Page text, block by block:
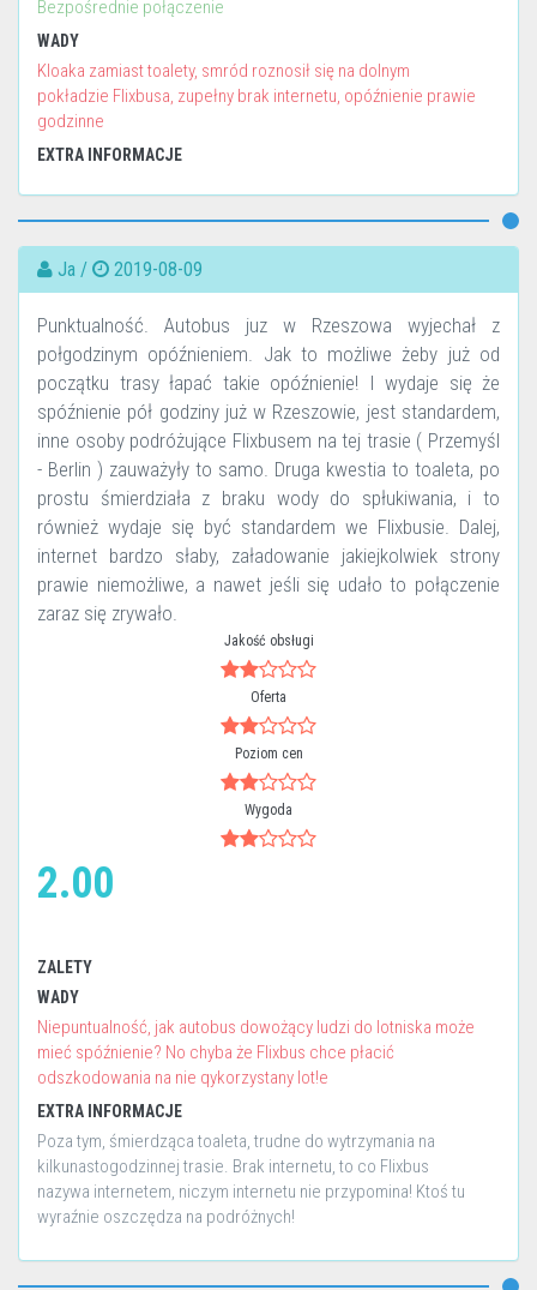
Bezpośrednie połączenie
WADY
Kloaka zamiast toalety, smród roznosił się na dolnym
pokładzie Flixbusa, zupełny brak internetu, opóźnienie prawie
godzinne
EXTRA INFORMACJE
Ja / 2019-08-09
Punktualność. Autobus juz w Rzeszowa wyjechał z
połgodzinym opóźnieniem. Jak to możliwe żeby już od
początku trasy łapać takie opóźnienie! I wydaje się że
spóźnienie pół godziny już w Rzeszowie, jest standardem,
inne osoby podróżujące Flixbusem na tej trasie ( Przemyśl
- Berlin ) zauważyły to samo. Druga kwestia to toaleta, po
prostu śmierdziała z braku wody do spłukiwania, i to
również wydaje się być standardem we Flixbusie. Dalej,
internet bardzo słaby, załadowanie jakiejkolwiek strony
prawie niemożliwe, a nawet jeśli się udało to połączenie
zaraz się zrywało.
Jakość obsługi
Oferta
Poziom cen
Wygoda
2.00
ZALETY
WADY
Niepuntualność, jak autobus dowożący ludzi do lotniska może
mieć spóźnienie? No chyba że Flixbus chce płacić
odszkodowania na nie qykorzystany lot!e
EXTRA INFORMACJE
Poza tym, śmierdząca toaleta, trudne do wytrzymania na
kilkunastogodzinnej trasie. Brak internetu, to co Flixbus
nazywa internetem, niczym internetu nie przypomina! Ktoś tu
wyraźnie oszczędza na podróżnych!